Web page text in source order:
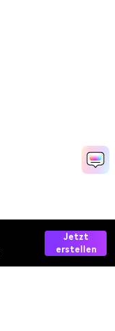
Jetzt
erstellen